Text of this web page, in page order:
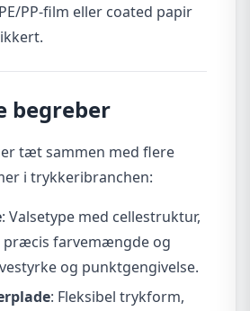
PP-film eller coated papir
begreber
tæt sammen med flere
i trykkeribranchen:
: Valsetype med cellestruktur,
præcis farvemængde og
og punktgengivelse.
: Fleksibel trykform,